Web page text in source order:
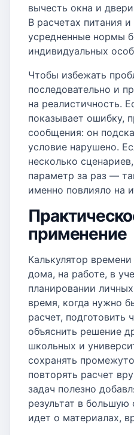
вычесть окна и
В расчетах питания
усредненные нормы
индивидуальных
Чтобы избежать
последовательно и
на реалистичность.
показывает ошибку,
сообщения: он
условие нарушено.
несколько
параметр за раз —
именно повлияло на
применение
Калькулятор
дома, на работе, в
планировании
время, когда нужно
расчет, подготовить
объяснить решение
школьных и
сохранять
повторять расчет
задач полезно
результат в большую
идет о материалах,